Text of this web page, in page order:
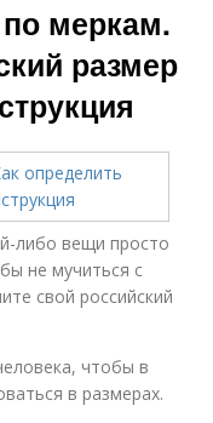
по обхвату
для девочек
размеры
меркам.
размер
либо вещи просто
не мучиться с
свой российский
чтобы в
в размерах.